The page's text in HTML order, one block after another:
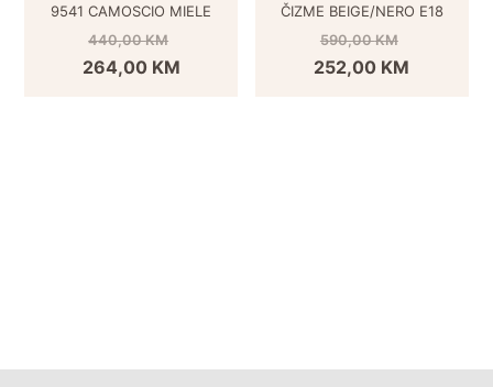
9541 CAMOSCIO MIELE
440,00KM
264,00 KM
ČIZME BEIGE/NERO E18
590,00KM
252,00 KM